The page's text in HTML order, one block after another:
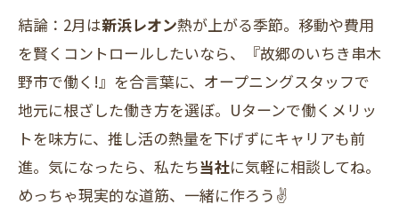
結論：2月は新浜レオン熱が上がる季節。移動や費用
を賢くコントロールしたいなら、『故郷のいちき串木
野市で働く!』を合言葉に、オープニングスタッフで
地元に根ざした働き方を選ぼ。Uターンで働くメリッ
トを味方に、推し活の熱量を下げずにキャリアも前
進。気になったら、私たち当社に気軽に相談してね。
めっちゃ現実的な道筋、一緒に作ろう✌️